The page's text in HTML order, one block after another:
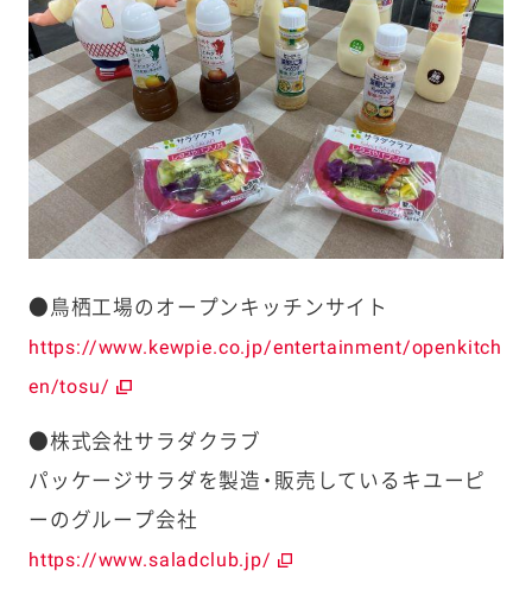
●鳥栖工場のオープンキッチンサイト
https://www.kewpie.co.jp/entertainment/openkitch
en/tosu/
●株式会社サラダクラブ
パッケージサラダを製造・販売しているキユーピ
ーのグループ会社
https://www.saladclub.jp/